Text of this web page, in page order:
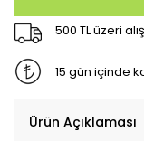
500 TL üzeri
15 gün içinde
Ürün Açıklaması